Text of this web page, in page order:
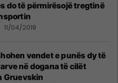
do të përmirësojë tregtinë
11/04/2019
vendet e punës dy të
në dogana të cilët
Gruevskin